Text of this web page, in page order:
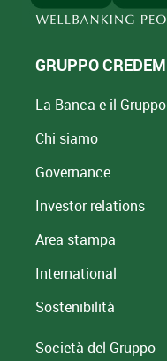
GRUPPO CREDEM
La Banca e il Gruppo
Chi siamo
Governance
Investor relations
Area stampa
International
Sostenibilità
Società del Gruppo